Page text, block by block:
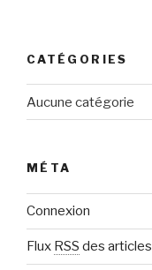
CATÉGORIES
Aucune catégorie
MÉTA
Connexion
Flux RSS des articles